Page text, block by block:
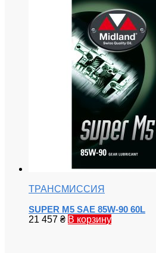
ТРАНСМИССИЯ
SUPER M5 SAE 85W-90 60L
21 457 ₴ В корзину